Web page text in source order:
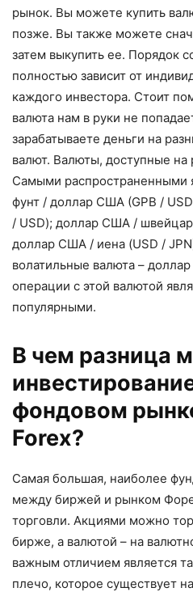
рынок. Вы можете купить
позже. Вы также можете
затем выкупить ее. Порядок
полностью зависит от
каждого инвестора. Стоит
валюта нам в руки не
зарабатываете деньги на
валют. Валюты, доступные
Самыми распространенными
фунт / доллар США (GPB /
/ USD); доллар США /
доллар США / иена (USD /
волатильные валюта –
операции с этой валютой
популярными.
В чем разница
фондовом
Forex?
Самая большая, наиболее
между биржей и рынком
торговли. Акциями можно
бирже, а валютой – на
важным отличием является
плечо, которое существует